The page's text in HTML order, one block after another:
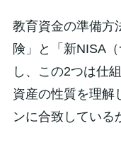
教育資金の準備方
険」と「新NISA
し、この2つは仕
資産の性質を理解
ンに合致している